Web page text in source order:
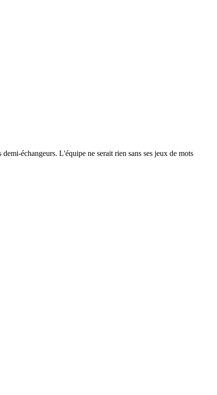
échangeurs. L'équipe ne serait rien sans ses jeux de mots